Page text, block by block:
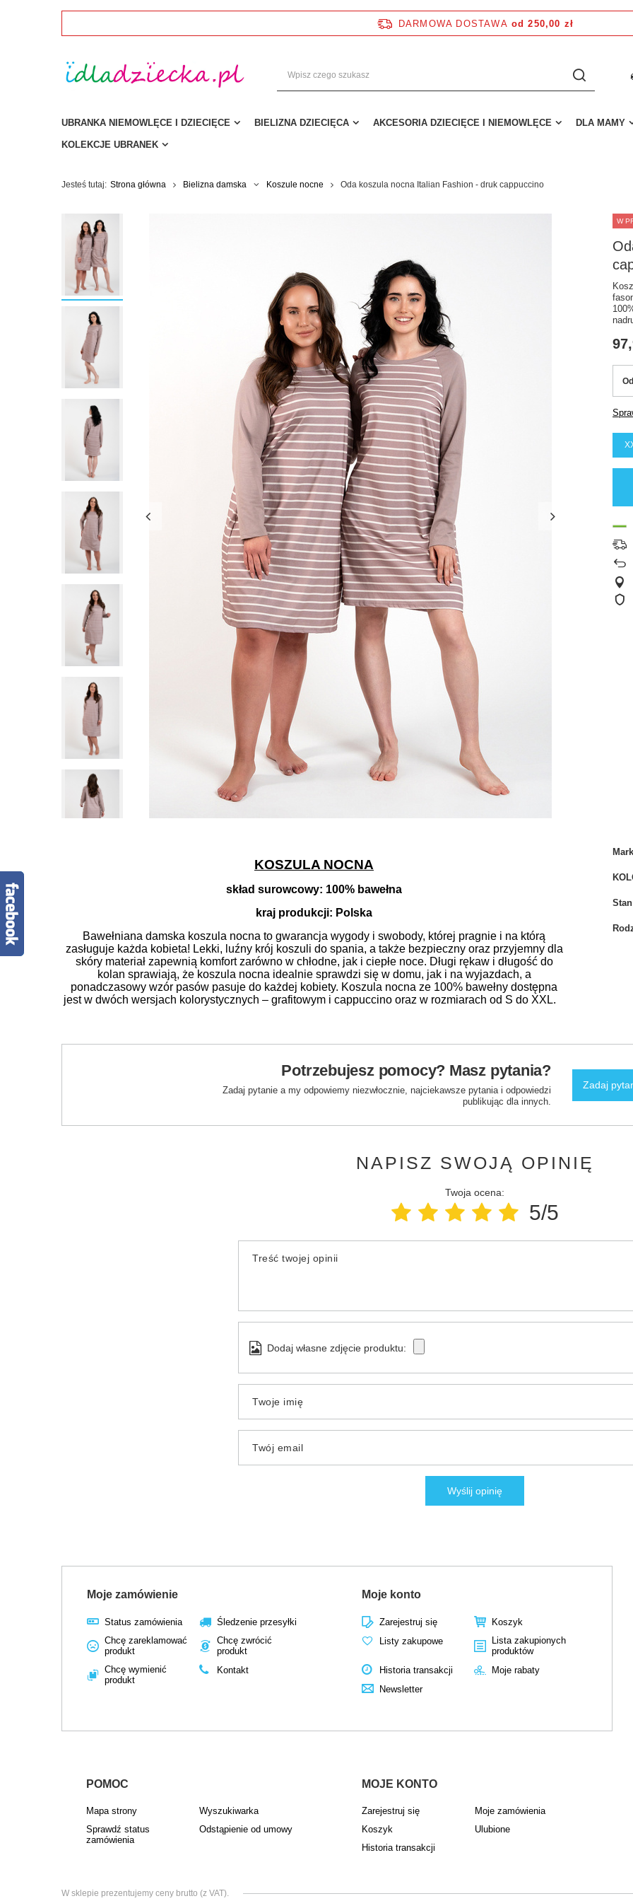
DARMOWA DOSTAWA od 250,00 zł
UBRANKA NIEMOWLĘCE I DZIECIĘCE BIELIZNA DZIECIĘCA AKCESORIA DZIECIĘCE I NIEMOWLĘCE DLA MAMY
KOLEKCJE UBRANEK
Jesteś tutaj: Strona główna Bielizna damska Koszule nocne Oda koszula nocna Italian Fashion - druk cappuccino
W
KOSZULA NOCNA
skład surowcowy: 100% bawełna
kraj produkcji: Polska
Bawełniana damska koszula nocna to gwarancja wygody i swobody, której pragnie i na którą
zasługuje każda kobieta! Lekki, luźny krój koszuli do spania, a także bezpieczny oraz przyjemny dla
skóry materiał zapewnią komfort zarówno w chłodne, jak i ciepłe noce. Długi rękaw i długość do
kolan sprawiają, że koszula nocna idealnie sprawdzi się w domu, jak i na wyjazdach, a
ponadczasowy wzór pasów pasuje do każdej kobiety. Koszula nocna ze 100% bawełny dostępna
jest w dwóch wersjach kolorystycznych – grafitowym i cappuccino oraz w rozmiarach od S do XXL.
Stan
Potrzebujesz pomocy? Masz pytania?
Zadaj pytanie a my odpowiemy niezwłocznie, najciekawsze pytania i odpowiedzi
publikując dla innych.
Zadaj
NAPISZ SWOJĄ OPINIĘ
Twoja ocena:
5/5
Treść twojej opinii
Dodaj własne zdjęcie produktu:
Twoje imię
Twój email
Wyślij opinię
Moje zamówienie
Status zamówienia
Śledzenie przesyłki
Chcę zareklamować
produkt
Chcę zwrócić
produkt
Chcę wymienić
produkt
Kontakt
Moje konto
Zarejestruj się
Koszyk
Listy zakupowe
Lista zakupionych
produktów
Historia transakcji
Moje rabaty
Newsletter
POMOC
Mapa strony
Wyszukiwarka
Sprawdź status
zamówienia
Odstąpienie od umowy
MOJE KONTO
Zarejestruj się
Moje zamówienia
Koszyk
Ulubione
Historia transakcji
W sklepie prezentujemy ceny brutto (z VAT).